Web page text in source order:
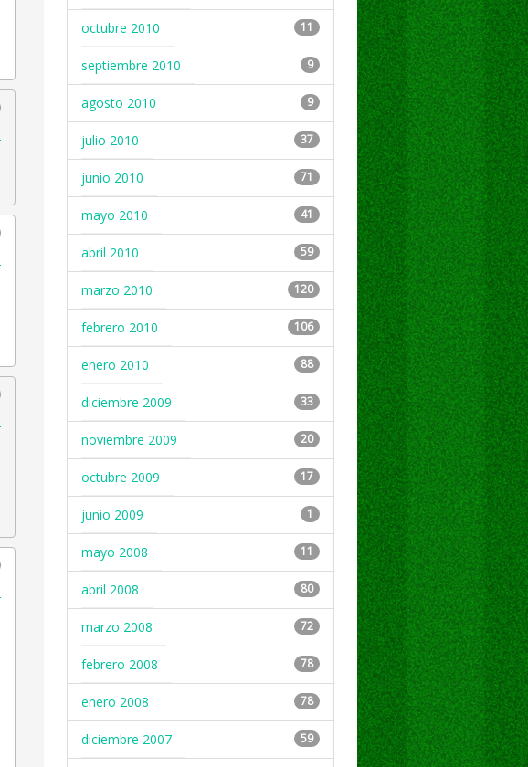
octubre 2010 11
septiembre 2010 9
agosto 2010 9
julio 2010 37
junio 2010 71
mayo 2010 41
abril 2010 59
marzo 2010 120
febrero 2010 106
enero 2010 88
diciembre 2009 33
noviembre 2009 20
octubre 2009 17
junio 2009 1
mayo 2008 11
abril 2008 80
marzo 2008 72
febrero 2008 78
enero 2008 78
diciembre 2007 59